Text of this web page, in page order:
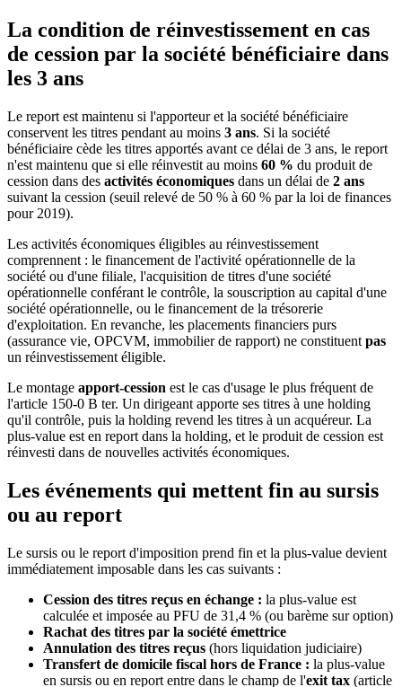
La condition de réinvestissement en cas
de cession par la société bénéficiaire dans
les 3 ans
Le report est maintenu si l'apporteur et la société bénéficiaire
conservent les titres pendant au moins 3 ans. Si la société
bénéficiaire cède les titres apportés avant ce délai de 3 ans, le report
n'est maintenu que si elle réinvestit au moins 60 % du produit de
cession dans des activités économiques dans un délai de 2 ans
suivant la cession (seuil relevé de 50 % à 60 % par la loi de finances
pour 2019).
Les activités économiques éligibles au réinvestissement
comprennent : le financement de l'activité opérationnelle de la
société ou d'une filiale, l'acquisition de titres d'une société
opérationnelle conférant le contrôle, la souscription au capital d'une
société opérationnelle, ou le financement de la trésorerie
d'exploitation. En revanche, les placements financiers purs
(assurance vie, OPCVM, immobilier de rapport) ne constituent pas
un réinvestissement éligible.
Le montage apport-cession est le cas d'usage le plus fréquent de
l'article 150-0 B ter. Un dirigeant apporte ses titres à une holding
qu'il contrôle, puis la holding revend les titres à un acquéreur. La
plus-value est en report dans la holding, et le produit de cession est
réinvesti dans de nouvelles activités économiques.
Les événements qui mettent fin au sursis
ou au report
Le sursis ou le report d'imposition prend fin et la plus-value devient
immédiatement imposable dans les cas suivants :
Cession des titres reçus en échange : la plus-value est
calculée et imposée au PFU de 31,4 % (ou barème sur option)
Rachat des titres par la société émettrice
Annulation des titres reçus (hors liquidation judiciaire)
Transfert de domicile fiscal hors de France : la plus-value
en sursis ou en report entre dans le champ de l'exit tax (article